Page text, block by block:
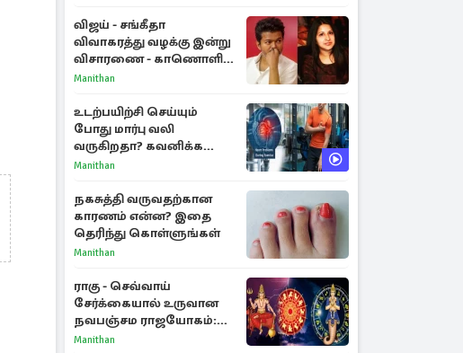
விஜய் - சங்கீதா
விவாகரத்து வழக்கு இன்று
விசாரணை - காணொளி
மூலம் ஆஜராக வாய்ப்பு
Manithan
உடற்பயிற்சி செய்யும்
போது மார்பு வலி
வருகிறதா? கவனிக்க
வேண்டிய எச்சரிக்கை
Manithan
நகசுத்தி வருவதற்கான
காரணம் என்ன? இதை
தெரிந்து கொள்ளுங்கள்
Manithan
ராகு - செவ்வாய்
சேர்க்கையால் உருவான
நவபஞ்சம ராஜயோகம்:
அதிர்ஷ்டம் பெறும் 3
Manithan